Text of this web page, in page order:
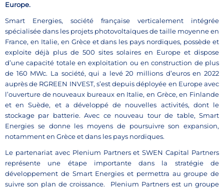
Europe.
Smart Energies, société française verticalement intégrée
spécialisée dans les projets photovoltaïques de taille moyenne en
France, en Italie, en Grèce et dans les pays nordiques, possède et
exploite déjà plus de 500 sites solaires en Europe et dispose
d’une capacité totale en exploitation ou en construction de plus
de 160 MWc. La société, qui a levé 20 millions d’euros en 2022
auprès de RGREEN INVEST, s’est depuis déployée en Europe avec
l’ouverture de nouveaux bureaux en Italie, en Grèce, en Finlande
et en Suède, et a développé de nouvelles activités, dont le
stockage par batterie. Avec ce nouveau tour de table, Smart
Energies se donne les moyens de poursuivre son expansion,
notamment en Grèce et dans les pays nordiques.
Le partenariat avec Plenium Partners et SWEN Capital Partners
représente une étape importante dans la stratégie de
développement de Smart Energies et permettra au groupe de
suivre son plan de croissance. Plenium Partners est un groupe